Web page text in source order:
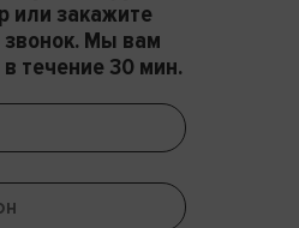
или закажите
Мы вам
течение 30 мин.